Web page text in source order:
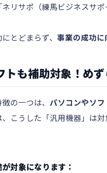
リサポ（練馬ビジネスサ
とどまらず、 事業の成功
トも補助対象！め
の一つは、 パソコンやソ
こうした「汎用機器」は
対象になります：